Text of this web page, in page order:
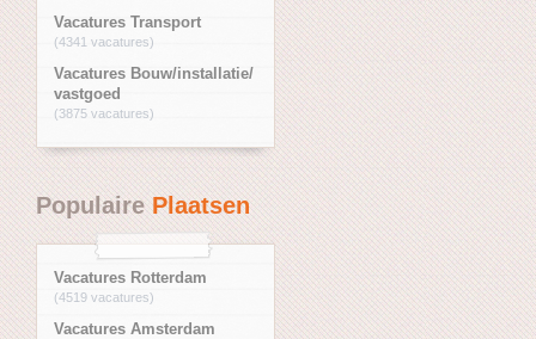
Vacatures Transport
(4341 vacatures)
Vacatures Bouw/installatie/
vastgoed
(3875 vacatures)
Populaire Plaatsen
Vacatures Rotterdam
(4519 vacatures)
Vacatures Amsterdam